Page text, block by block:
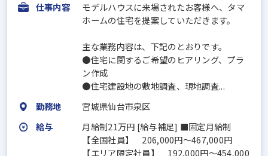
仕事内容
モデルハウスに来場されたお客様へ、タマ
ホームの住宅を提案していただきます。
主な業務内容は、下記のとおりです。
●住宅に関するご希望のヒアリング、プラ
ン作成
●住宅建設地の敷地調査、現地調査...
勤務地
宮城県仙台市泉区
給与
月給制21万円 [給与補足] ■固定月給制
【全国社員】 206,000円～467,000円
【エリア限定社員】 192,000円～454,000